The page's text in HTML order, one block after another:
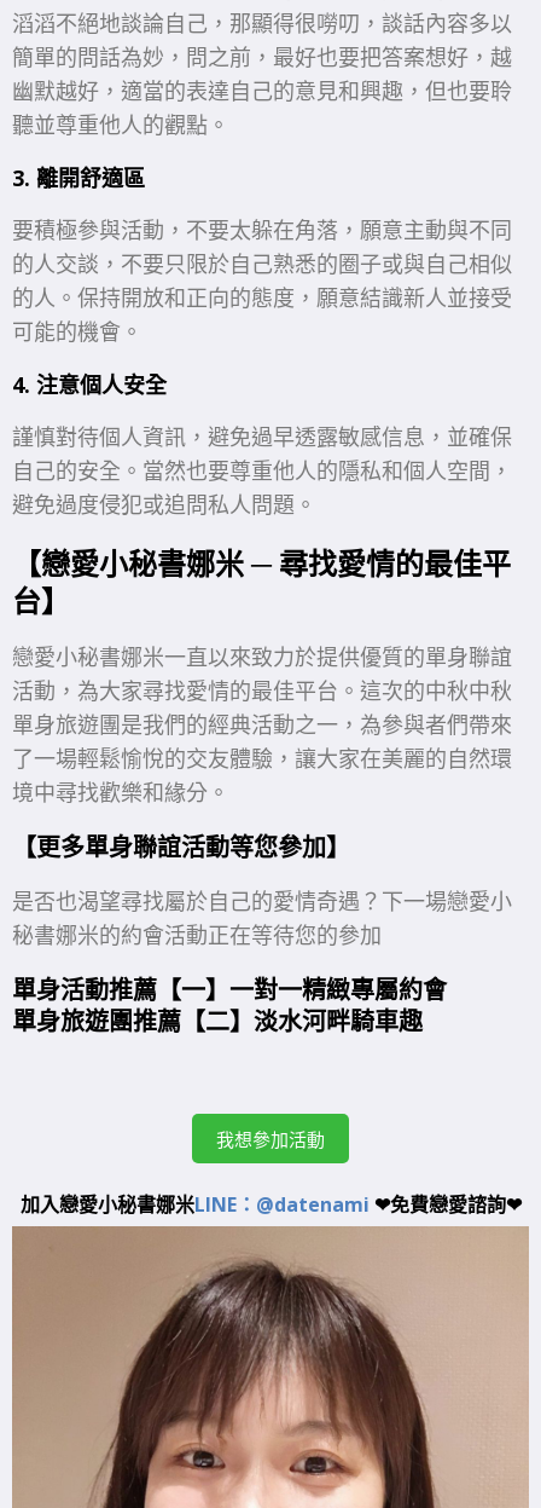
滔滔不絕地談論自己，那顯得很嘮叨，談話內容多以
簡單的問話為妙，問之前，最好也要把答案想好，越
幽默越好，適當的表達自己的意見和興趣，但也要聆
聽並尊重他人的觀點。
3. 離開舒適區
要積極參與活動，不要太躲在角落，願意主動與不同
的人交談，不要只限於自己熟悉的圈子或與自己相似
的人。保持開放和正向的態度，願意結識新人並接受
可能的機會。
4. 注意個人安全
謹慎對待個人資訊，避免過早透露敏感信息，並確保
自己的安全。當然也要尊重他人的隱私和個人空間，
避免過度侵犯或追問私人問題。
【戀愛小秘書娜米 ─ 尋找愛情的最佳平
台】
戀愛小秘書娜米一直以來致力於提供優質的單身聯誼
活動，為大家尋找愛情的最佳平台。這次的中秋中秋
單身旅遊團是我們的經典活動之一，為參與者們帶來
了一場輕鬆愉悅的交友體驗，讓大家在美麗的自然環
境中尋找歡樂和緣分。
【更多單身聯誼活動等您參加】
是否也渴望尋找屬於自己的愛情奇遇？下一場戀愛小
秘書娜米的約會活動正在等待您的參加
單身活動推薦【一】 一對一精緻專屬約會
單身旅遊團推薦【二】 淡水河畔騎車趣
我想參加活動
加入戀愛小秘書娜米LINE：@datenami ❤免費戀愛諮詢❤